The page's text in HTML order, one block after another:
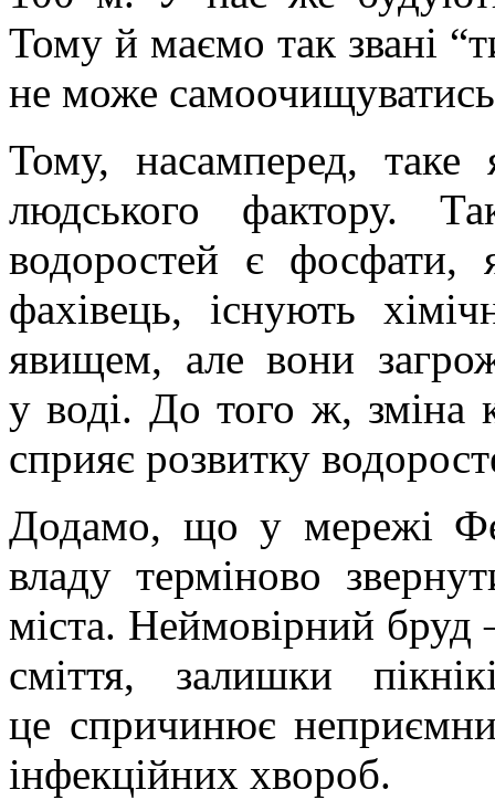
Тому й маємо так звані
не може
Тому, насамперед, таке
людського фактору.
водоростей є фосфати,
фахівець, існують
явищем, але вони
у воді. До того ж, зміна
сприяє розвитку
Додамо, що у мережі
владу терміново
міста. Неймовірний
сміття, залишки
це спричинює
інфекційних хвороб.